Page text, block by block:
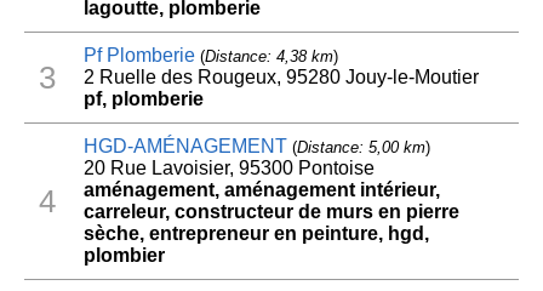
lagoutte, plomberie
3
Pf Plomberie(Distance: 4,38 km)
2 Ruelle des Rougeux, 95280 Jouy-le-Moutier
pf, plomberie
4
HGD-AMÉNAGEMENT (Distance: 5,00 km)
20 Rue Lavoisier, 95300 Pontoise
aménagement, aménagement intérieur,
carreleur, constructeur de murs en pierre
sèche, entrepreneur en peinture, hgd,
plombier